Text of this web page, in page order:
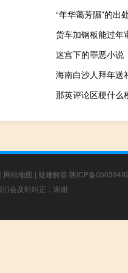
“年华蔼芳隰”的出
货车加钢板能过年
迷宫下的罪恶小说
海南白沙人拜年送
那英评论区梗什么
| 网站地图 | 疑难解答 陕ICP备
会及时纠正，谢谢